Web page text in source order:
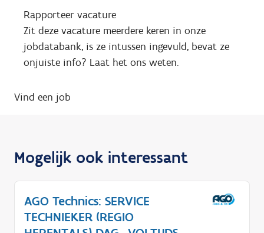
Rapporteer vacature
Zit deze vacature meerdere keren in onze
jobdatabank, is ze intussen ingevuld, bevat ze
onjuiste info? Laat het ons weten.
Vind een job
Mogelijk ook interessant
AGO Technics: SERVICE
TECHNIEKER (REGIO